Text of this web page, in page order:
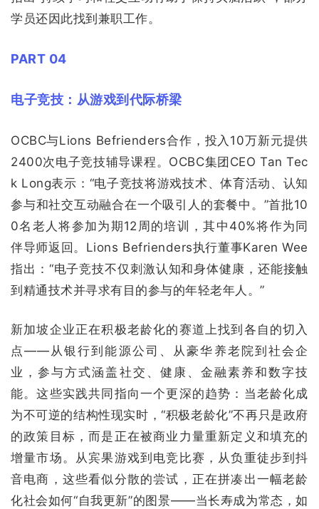
学员还因此找到兼职工作。
PART 04
电子竞技：从游戏到代际桥梁
OCBC与Lions Befrienders合作，投入10万新元提供
2400次电子竞技辅导课程。OCBC集团CEO Tan Tec
k Long表示：“电子竞技将游戏技术、体育活动、认知
参与和社交互动融合在一个吸引人的套餐中。”首批10
0名老人将参加为期12周的培训，其中40%将作为同
伴导师返回。Lions Befrienders执行董事Karen Wee
指出：“电子竞技不仅刺激认知和身体健康，还能接触
到精通技术并寻求有目的参与的年轻老年人。”
新加坡企业正在积极老龄化的赛道上找到各自的切入
点——从银行到能源公司、从豪华养老院到社会企
业，参与方式涵盖社交、健康、金融素养和数字技
能。这些实践共同指向一个更深的趋势：当老龄化成
为不可逆的结构性现实时，“积极老龄化”不再只是政府
的政策目标，而是正在被商业力量重新定义和填充的
增量市场。从宾果游戏到电竞比赛，从负重徒步到抖
音电商，这些看似分散的尝试，正在拼凑出一幅老龄
化社会如何“自我更新”的图景——当长寿成为常态，如